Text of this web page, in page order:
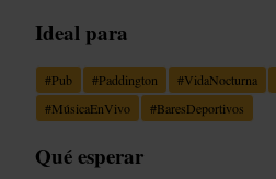
Ideal para
#Pub #Paddington #VidaNocturna
#MúsicaEnVivo #BaresDeportivos
Qué esperar